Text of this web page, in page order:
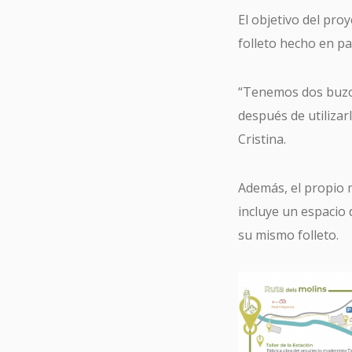
El objetivo del
folleto hecho en
“Tenemos dos
después de
Cristina.
Además, el propio
incluye un
su mismo folleto.